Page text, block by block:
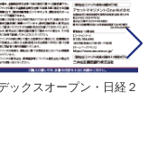
ックスオープン・日経２